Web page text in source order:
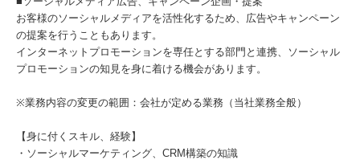
お客様のソーシャルメディアを活性化するため、広告やキャンペーン
の提案を行うこともあります。
インターネットプロモーションを専任とする部門と連携、ソーシャル
プロモーションの知見を身に着ける機会があります。
※業務内容の変更の範囲：会社が定める業務（当社業務全般）
【身に付くスキル、経験】
・ソーシャルマーケティング、CRM構築の知識